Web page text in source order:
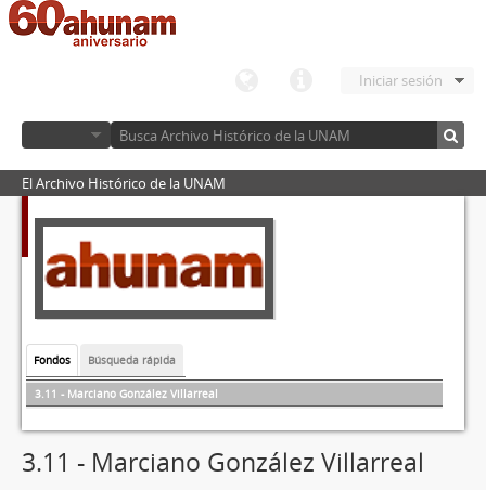
Iniciar sesión
El Archivo Histórico de la UNAM
Fondos Búsqueda rápida
3.11 - Marciano González Villarreal
3.11 - Marciano González Villarreal